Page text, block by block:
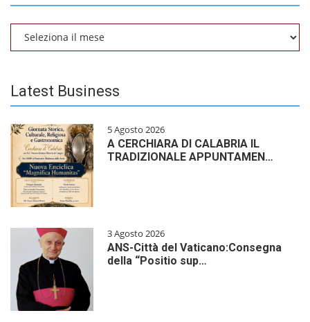
Archivio
Latest Business
5 Agosto 2026
A CERCHIARA DI CALABRIA IL
TRADIZIONALE APPUNTAMEN…
3 Agosto 2026
ANS-Città del Vaticano:Consegna
della “Positio sup…